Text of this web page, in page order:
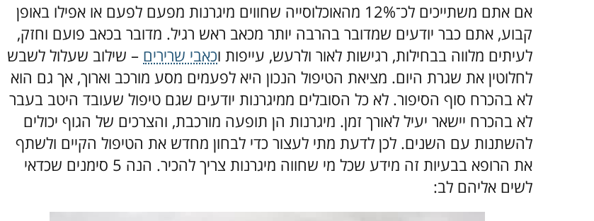
אם אתם משתייכים לכ־12% מהאוכלוסייה שחווים מיגרנות מפעם לפעם או אפילו באופן
קבוע, אתם כבר יודעים שמדובר בהרבה יותר מכאב ראש רגיל. מדובר בכאב פועם וחזק,
לעיתים מלווה בבחילות, רגישות לאור ולרעש, עייפות וכאבי שרירים – שילוב שעלול לשבש
לחלוטין את שגרת היום. מציאת הטיפול הנכון היא לפעמים מסע מורכב וארוך, אך גם הוא
לא בהכרח סוף הסיפור. לא כל הסובלים ממיגרנות יודעים שגם טיפול שעובד היטב בעבר
לא בהכרח יישאר יעיל לאורך זמן. מיגרנות הן תופעה מורכבת, והצרכים של הגוף יכולים
להשתנות עם השנים. לכן לדעת מתי לעצור כדי לבחון מחדש את הטיפול הקיים ולשתף
את הרופא בבעיות זה מידע שכל מי שחווה מיגרנות צריך להכיר. הנה 5 סימנים שכדאי
לשים אליהם לב: